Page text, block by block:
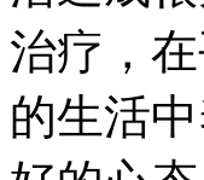
治疗，
的生活